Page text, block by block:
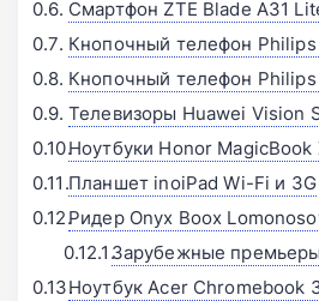
Смартфон ZTE Blade A31
Кнопочный телефон Philips
Кнопочный телефон Philips
Телевизоры Huawei Vision
Ноутбуки Honor MagicBook
Планшет inoiPad Wi-Fi и 3G
Ридер Onyx Boox
Зарубежные премьеры
Ноутбук Acer Chromebook